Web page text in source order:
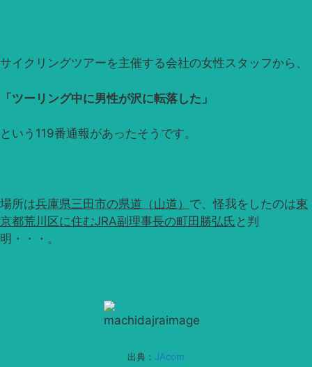
サイクリングツアーを主催する会社の女性スタッフから、
「ツーリング中に男性が沢に転落した」
という119番通報があったそうです。
場所は兵庫県三田市の県道（山道） で、怪我をしたのは東
京都荒川区に住むJRA副理事長の町田勝弘氏 と判
明・・・。
出典： JAcom